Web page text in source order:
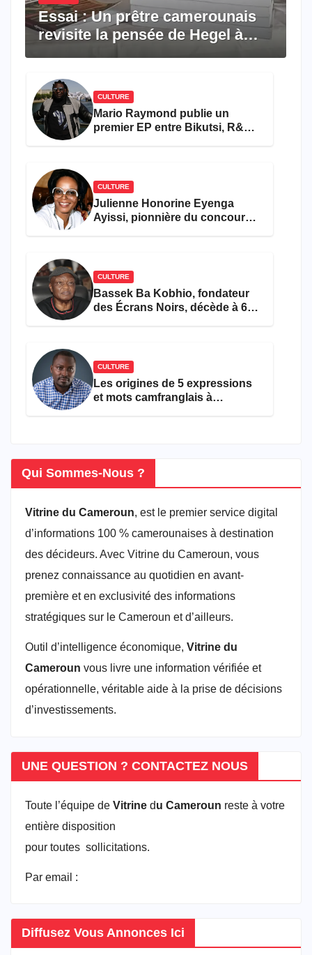
Essai : Un prêtre camerounais
revisite la pensée de Hegel à
CULTURE
Mario Raymond publie un
premier EP entre Bikutsi, R&B
CULTURE
Julienne Honorine Eyenga
Ayissi, pionnière du concours
CULTURE
Bassek Ba Kobhio, fondateur
des Écrans Noirs, décède à 69
CULTURE
Les origines de 5 expressions
et mots camfranglais à
Qui Sommes-Nous ?
Vitrine du Cameroun, est le premier service digital
d’informations 100 % camerounaises à destination
des décideurs. Avec Vitrine du Cameroun, vous
prenez connaissance au quotidien en avant-
première et en exclusivité des informations
stratégiques sur le Cameroun et d’ailleurs.
Outil d’intelligence économique, Vitrine du
Cameroun vous livre une information vérifiée et
opérationnelle, véritable aide à la prise de décisions
d’investissements.
UNE QUESTION ? CONTACTEZ NOUS
Toute l’équipe de Vitrine du Cameroun reste à votre
entière disposition
pour toutes sollicitations.
Par email :
Diffusez Vous Annonces Ici